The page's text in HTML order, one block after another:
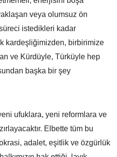
veya olumsuz ön
istedikleri kadar
kardeşliğimizden, birbirimize
ve Kürdüyle, Türküyle hep
başka bir şey
ufuklara, yeni reformlara ve
Elbette tüm bu
adalet, eşitlik ve özgürlük